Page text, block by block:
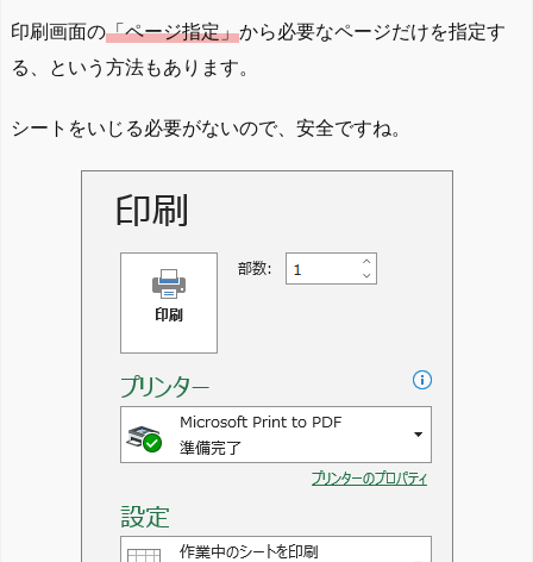
印刷画面の「ページ指定」から必要なページだけを指定す
る、という方法もあります。
シートをいじる必要がないので、安全ですね。